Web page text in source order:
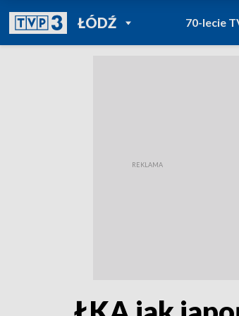
ŁÓDŹPOWRÓT DO
TVP REGIONY
70-lecie